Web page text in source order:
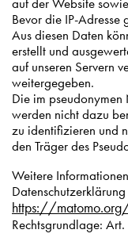
auf der Website
Bevor die IP-
Aus diesen Daten
erstellt und
auf unseren Servern
weitergegeben.
Die im
werden nicht dazu
zu identifizieren und
den Träger des
Weitere
https://
Rechtsgrundlage: